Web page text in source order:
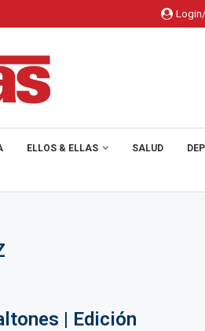
ELLOS & ELLAS SALUD
| Edición